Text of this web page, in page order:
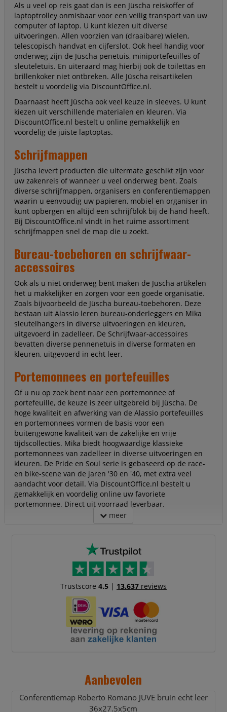
Als u veel op reis gaat dan is een Jüscha reiskoffer of
laptoptrolley onmisbaar voor een veilig transport van uw
computer of laptop. U kunt kiezen uit diverse
uitvoeringen. Allen voorzien van (draaibare) wielen,
telescopisch handvat en cijferslot. Ook heel handig voor
onderweg zijn de Jüscha penetuis, miniportefeuilles of
sleuteletuis. En uiteraard mag hierbij ook de toilettas en
brillenkoker niet ontbreken. Alle Jüscha reisartikelen
bestelt u voordelig via DiscountOffice.nl.
Daarnaast heeft Jüscha ook veel keuze in sleeves. U kunt
kiezen uit verschillende materialen en kleuren. Via
DiscountOffice.nl bestelt u online gemakkelijk en
voordelig de juiste laptoptas.
Schrijfmappen
Jüscha levert producten die uitermate geschikt zijn voor
uw zakenreis of wanneer u veel onderweg bent. Zoals
diverse schrijfmappen, organisers en conferentiemappen
waarin u eenvoudig uw papieren, mobiel en organiser in
kunt opbergen en altijd een schrijfblok bij de hand heeft.
Bij DiscountOffice.nl vindt in het ruime assortiment
schrijfmappen snel de map die u zoekt.
Bureau-toebehoren en schrijfwaar-
accessoires
Ook als u niet onderweg bent maken de Jüscha artikelen
het u makkelijker en zorgen voor een goede organisatie.
Zoals bijvoorbeeld de Jüscha bureau-toebehoren. Deze
bestaan uit Alassio leren bureau-onderleggers en Mika
sleutelhangers in diverse uitvoeringen en kleuren,
uitgevoerd in zadelleer. De Schrijfwaar-accessoires
bevatten diverse pennenetuis in diverse formaten en
kleuren, uitgevoerd in echt leer.
Portemonnees en portefeuilles
Of u nu op zoek bent naar een portemonnee of
portefeuille, de keuze is zeer uitgebreid bij Jüscha. De
hoge kwaliteit en afwerking van de Alassio portefeuilles
en portemonnees vormen de basis voor een
buitengewone kwaliteit van de zakelijke en vrije
tijdscollecties. Mika biedt hoogwaardige klassieke
portemonnees van zadelleer in diverse uitvoeringen en
kleuren. De Pride en Soul serie is gebaseerd op de race-
en bike-scene van de jaren '30 en '40, met extra veel
aandacht voor detail. Via DiscountOffice.nl bestelt u
gemakkelijk en voordelig online uw favoriete
portemonnee. Direct uit voorraad leverbaar.
meer
Trustscore 4.5| 13.637reviews
Aanbevolen
Conferentiemap Roberto Romano JUVE bruin echt leer
36x27.5x5cm